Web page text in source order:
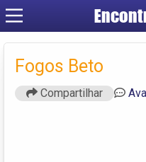
Fogos Beto
Compartilhar